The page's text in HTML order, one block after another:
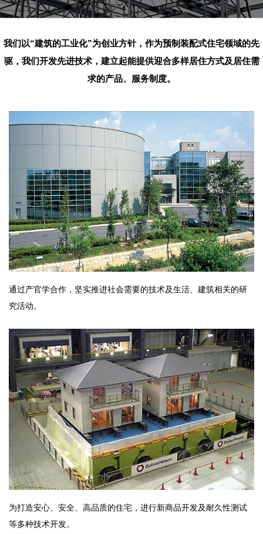
我们以“建筑的工业化”为创业方针， 作为预制装配式住宅领域的先
驱，我们开发先进技术， 建立起能提供迎合多样居住方式及居住需
求的产品、服务制度。
通过产官学合作，坚实推进社会需要的技术及生活、建筑相关的研
究活动。
为打造安心、安全、高品质的住宅，进行新商品开发及耐久性测试
等多种技术开发。